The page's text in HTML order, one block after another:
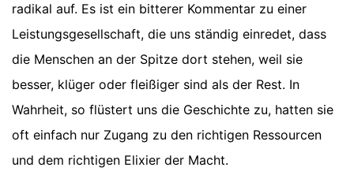
radikal auf. Es ist ein bitterer Kommentar zu einer
Leistungsgesellschaft, die uns ständig einredet, dass
die Menschen an der Spitze dort stehen, weil sie
besser, klüger oder fleißiger sind als der Rest. In
Wahrheit, so flüstert uns die Geschichte zu, hatten sie
oft einfach nur Zugang zu den richtigen Ressourcen
und dem richtigen Elixier der Macht.